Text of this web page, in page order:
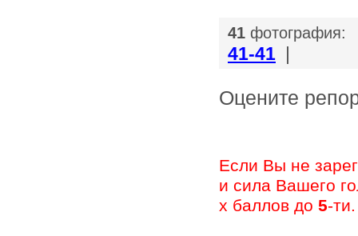
41 фотография:
41-41 |
Оцените
Если Вы не
и сила Вашего
х баллов до 5-ти.